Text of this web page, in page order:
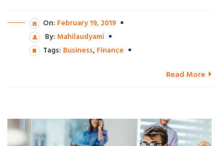
On: February 19, 2019
By: Mahilaudyami
Tags: Business, Finance
Read More